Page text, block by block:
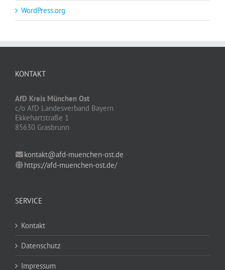
WordPress.org
KONTAKT
AfD Kreis München Ost
c/o AfD Landesverband Bayern
Ekkehartstraße 1
85630 Grasbrunn
kontakt@afd-muenchen-ost.de
https://afd-muenchen-ost.de/
SERVICE
Kontakt
Datenschutz
Impressum